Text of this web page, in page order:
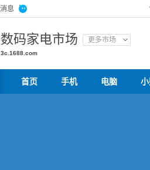
数码家电市场 更多市场
3c.1688.com
首页 手机 电脑